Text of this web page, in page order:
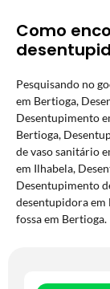
Como
Pesquisando no
em Bertioga,
Desentupimento
Bertioga,
de vaso sanitário
em Ilhabela,
Desentupimento
desentupidora em
fossa em Bertioga.